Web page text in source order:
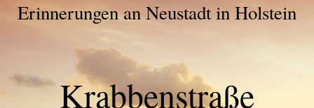
Erinnerungen an Neustadt in Holstein
Krabbenstraße